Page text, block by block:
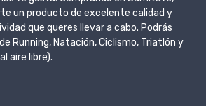
un producto de excelente calidad y
que queres llevar a cabo. Podrás
Running, Natación, Ciclismo, Triatlón y
aire libre).